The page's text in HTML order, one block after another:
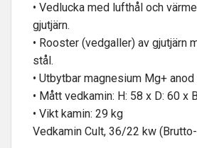
• Vedlucka med lufthål och
gjutjärn.
• Rooster (vedgaller) av gjutjärn
stål.
• Utbytbar magnesium Mg+
• Mått vedkamin: H: 58 x D: 60 x
• Vikt kamin: 29 kg
Vedkamin Cult, 36/22 kw